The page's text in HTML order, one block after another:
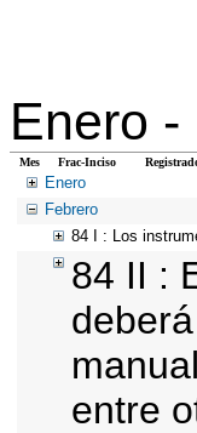
Enero -
Mes Frac-Inciso
Enero
Febrero
84 I : Los
84 II :
entre